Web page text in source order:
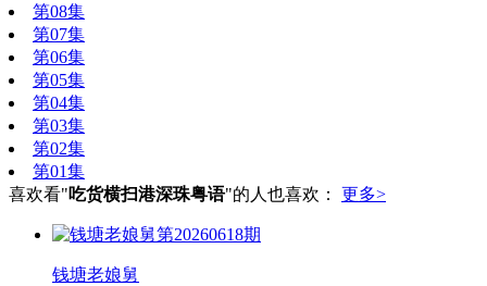
第08集
第07集
第06集
第05集
第04集
第03集
第02集
第01集
喜欢看"吃货横扫港深珠粤语"的人也喜欢： 更多>
第20260618期
钱塘老娘舅